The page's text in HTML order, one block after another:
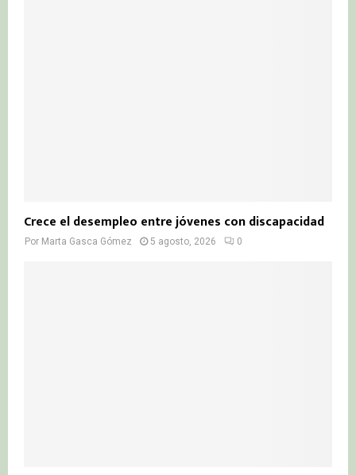
Crece el desempleo entre jóvenes con discapacidad
Por Marta Gasca Gómez 5 agosto, 2026 0